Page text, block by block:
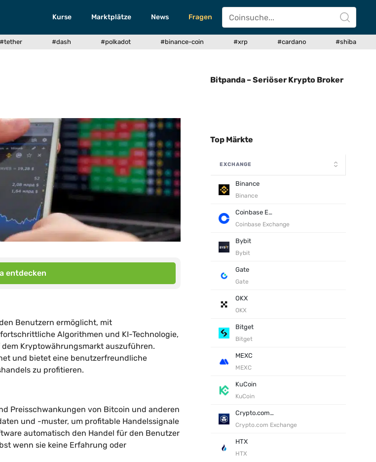
Kurse Marktplätze News Fragen
#tether #dash #polkadot #binance-coin #xrp #cardano #shiba
entdecken
Benutzern ermöglicht, mit
Algorithmen und KI-Technologie,
Kryptowährungsmarkt auszuführen.
und bietet eine benutzerfreundliche
zu profitieren.
Preisschwankungen von Bitcoin und anderen
und -muster, um profitable Handelssignale
automatisch den Handel für den Benutzer
wenn sie keine Erfahrung oder
Bitpanda – Seriöser Krypto Broker
Top Märkte
EXCHANGE
Binance
Binance
Coinbase Exchange
Coinbase Exchange
Bybit
Bybit
Gate
Gate
OKX
OKX
Bitget
Bitget
MEXC
MEXC
KuCoin
KuCoin
Crypto.com Exchange
Crypto.com Exchange
HTX
HTX